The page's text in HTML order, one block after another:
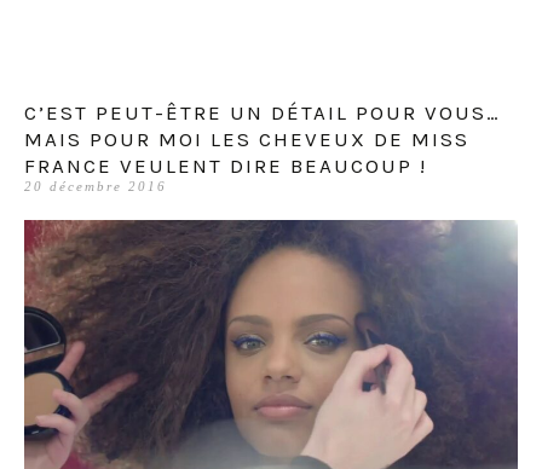
C’EST PEUT-ÊTRE UN DÉTAIL POUR VOUS…
MAIS POUR MOI LES CHEVEUX DE MISS
FRANCE VEULENT DIRE BEAUCOUP !
20 décembre 2016